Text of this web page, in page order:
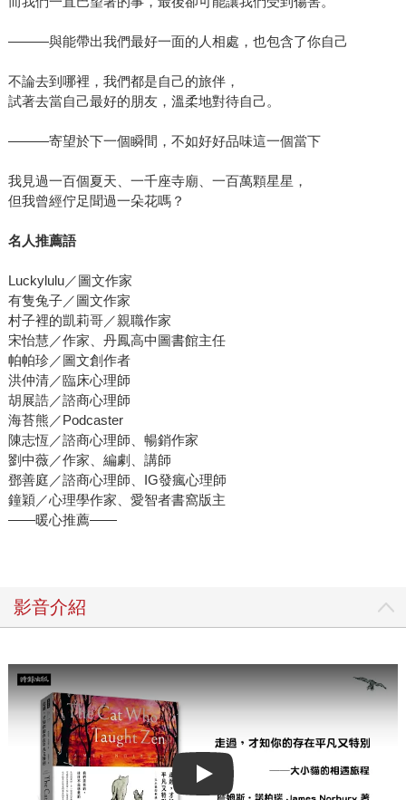
———與能帶出我們最好一面的人相處，也包含了你自己
不論去到哪裡，我們都是自己的旅伴，
試著去當自己最好的朋友，溫柔地對待自己。
———寄望於下一個瞬間，不如好好品味這一個當下
我見過一百個夏天、一千座寺廟、一百萬顆星星，
但我曾經佇足聞過一朵花嗎？
名人推薦語
Luckylulu／圖文作家
有隻兔子／圖文作家
村子裡的凱莉哥／親職作家
宋怡慧／作家、丹鳳高中圖書館主任
帕帕珍／圖文創作者
洪仲清／臨床心理師
胡展誥／諮商心理師
海苔熊／Podcaster
陳志恆／諮商心理師、暢銷作家
劉中薇／作家、編劇、講師
鄧善庭／諮商心理師、IG發瘋心理師
鐘穎／心理學作家、愛智者書窩版主
——暖心推薦——
影音介紹
Play video